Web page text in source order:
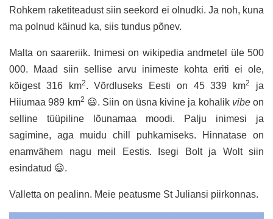
Rohkem raketiteadust siin seekord ei olnudki. Ja noh, kuna
ma polnud käinud ka, siis tundus põnev.
Malta on saareriik. Inimesi on wikipedia andmetel üle 500
000. Maad siin sellise arvu inimeste kohta eriti ei ole,
kõigest 316 km2. Võrdluseks Eesti on 45 339 km2
ja
Hiiumaa 989 km2 😃. Siin on üsna kivine ja kohalik vibeon
selline tüüpiline lõunamaa moodi. Palju inimesi ja
sagimine, aga muidu chill puhkamiseks. Hinnatase on
enamvähem nagu meil Eestis. Isegi Bolt ja Wolt siin
esindatud 😃.
Valletta on pealinn. Meie peatusme St Juliansi piirkonnas.